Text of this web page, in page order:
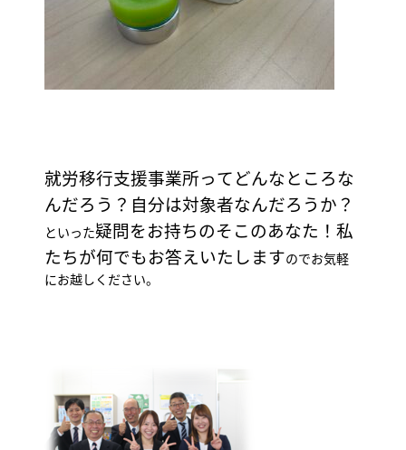
就労移行支援事業所ってどんなところな
んだろう？自分は対象者なんだろうか？
といった疑問をお持ちのそこのあなた！私
たちが何でもお答えいたしますのでお気軽
にお越しください。